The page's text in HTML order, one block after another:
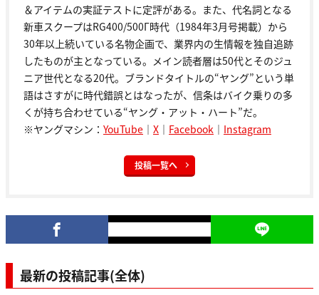
＆アイテムの実証テストに定評がある。また、代名詞となる
新車スクープはRG400/500Γ時代（1984年3月号掲載）から
30年以上続いている名物企画で、業界内の生情報を独自追跡
したものが主となっている。メイン読者層は50代とそのジュ
ニア世代となる20代。ブランドタイトルの“ヤング”という単
語はさすがに時代錯誤とはなったが、信条はバイク乗りの多
くが持ち合わせている“ヤング・アット・ハート”だ。
※ヤングマシン： YouTube ｜ X ｜ Facebook ｜ Instagram
投稿一覧へ
最新の投稿記事(全体)